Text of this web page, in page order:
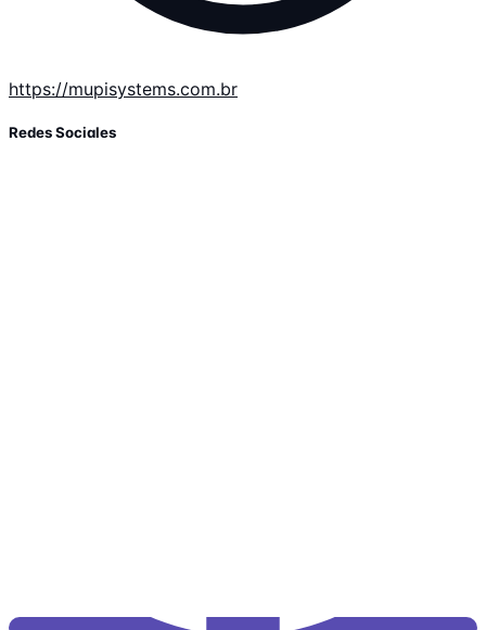
https://mupisystems.com.br
Redes Sociales